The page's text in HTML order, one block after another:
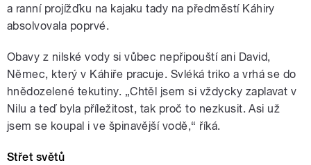
a ranní projížďku na kajaku tady na předměstí Káhiry
absolvovala poprvé.
Obavy z nilské vody si vůbec nepřipouští ani David,
Němec, který v Káhiře pracuje. Svléká triko a vrhá se do
hnědozelené tekutiny. „Chtěl jsem si vždycky zaplavat v
Nilu a teď byla příležitost, tak proč to nezkusit. Asi už
jsem se koupal i ve špinavější vodě,“ říká.
Střet světů